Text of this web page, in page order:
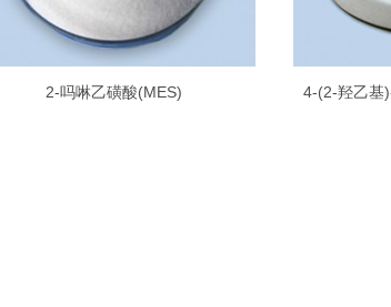
2-吗啉乙磺酸(MES) 4-(2-羟乙基